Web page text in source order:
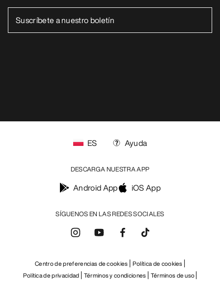
SÍGUENOS EN LAS REDES SOCIALES
ES Ayuda
DESCARGA NUESTRA APP
Android App iOS App
Centro de preferencias de cookies Política de cookies
Política de privacidad Términos y condiciones Términos de uso